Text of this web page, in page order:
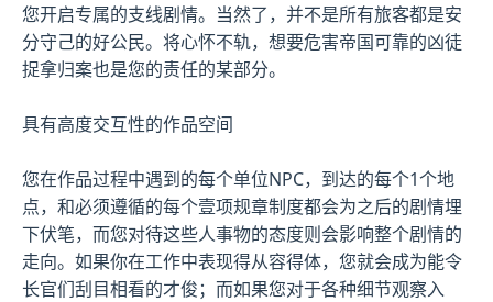
您开启专属的支线剧情。当然了，并不是所有旅客都是安
分守己的好公民。将心怀不轨，想要危害帝国可靠的凶徒
捉拿归案也是您的责任的某部分。
具有高度交互性的作品空间
您在作品过程中遇到的每个单位NPC，到达的每个1个地
点，和必须遵循的每个壹项规章制度都会为之后的剧情埋
下伏笔，而您对待这些人事物的态度则会影响整个剧情的
走向。如果你在工作中表现得从容得体，您就会成为能令
长官们刮目相看的才俊；而如果您对于各种细节观察入